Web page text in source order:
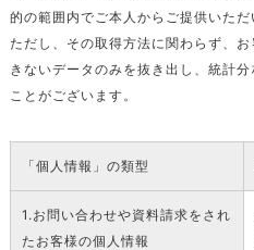
的の範囲内でご本人からご提供いた
ただし、その取得方法に関わらず、
きないデータのみを抜き出し、統計
ことがございます。
「個人情報」の類型
1.お問い合わせや資料請求をされ
たお客様の個人情報